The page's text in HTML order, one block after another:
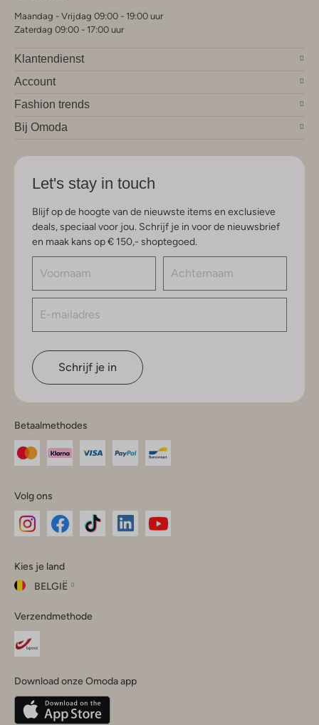
Maandag - Vrijdag 09:00 - 19:00 uur
Zaterdag 09:00 - 17:00 uur
Klantendienst
Account
Fashion trends
Bij Omoda
Let's stay in touch
Blijf op de hoogte van de nieuwste items en exclusieve
deals, speciaal voor jou. Schrijf je in voor de nieuwsbrief
en maak kans op € 150,- shoptegoed.
Schrijf je in
Betaalmethodes
Volg ons
InstagramFacebook
Kies je land
BELGIË
je
land
Belgique(Français)
Deutschland
Verzendmethode
Download onze Omoda app